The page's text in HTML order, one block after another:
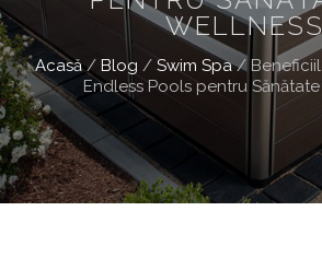
Acasă/ Blog / Swim Spa/
Endless Pools pentru